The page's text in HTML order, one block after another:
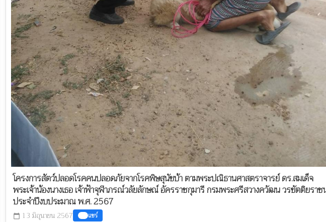
โครงการสัตว์ปลอดโรคคนปลอดภัยจากโรคพิษสุนัขบ้า ตามพระปณิธานศาสตราจารย์ ดร.สมเด็จ
พระเจ้าน้องนางเธอ เจ้าฟ้าจุฬาภรณ์วลัยลักษณ์ อัครราชกุมารี กรมพระศรีสวางควัฒน วรขัตติยราช
ประจำปีงบประมาณ พ.ศ. 2567
calendar_today 13 มิถุนายน 2567 แชร์